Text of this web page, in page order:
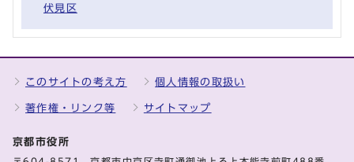
伏見区
このサイトの考え方 個人情報の取扱い
著作権・リンク等 サイトマップ
京都市役所